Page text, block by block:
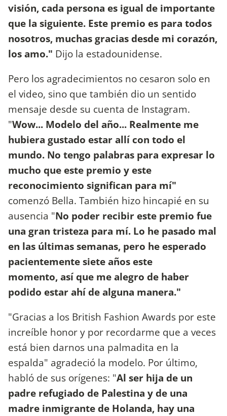
visión, cada persona es igual de importante
que la siguiente. Este premio es para todos
nosotros, muchas gracias desde mi corazón,
los amo." Dijo la estadounidense.
Pero los agradecimientos no cesaron solo en
el video, sino que también dio un sentido
mensaje desde su cuenta de Instagram.
"Wow... Modelo del año... Realmente me
hubiera gustado estar allí con todo el
mundo. No tengo palabras para expresar lo
mucho que este premio y este
reconocimiento significan para mí"
comenzó Bella. También hizo hincapié en su
ausencia "No poder recibir este premio fue
una gran tristeza para mí. Lo he pasado mal
en las últimas semanas, pero he esperado
pacientemente siete años este
momento, así que me alegro de haber
podido estar ahí de alguna manera."
"Gracias a los British Fashion Awards por este
increíble honor y por recordarme que a veces
está bien darnos una palmadita en la
espalda" agradeció la modelo. Por último,
habló de sus orígenes: "Al ser hija de un
padre refugiado de Palestina y de una
madre inmigrante de Holanda, hay una